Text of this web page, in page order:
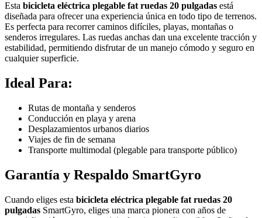
Esta bicicleta eléctrica plegable fat ruedas 20 pulgadas está
diseñada para ofrecer una experiencia única en todo tipo de terrenos.
Es perfecta para recorrer caminos difíciles, playas, montañas o
senderos irregulares. Las ruedas anchas dan una excelente tracción y
estabilidad, permitiendo disfrutar de un manejo cómodo y seguro en
cualquier superficie.
Ideal Para:
Rutas de montaña y senderos
Conducción en playa y arena
Desplazamientos urbanos diarios
Viajes de fin de semana
Transporte multimodal (plegable para transporte público)
Garantía y Respaldo SmartGyro
Cuando eliges esta bicicleta eléctrica plegable fat ruedas 20
pulgadas SmartGyro, eliges una marca pionera con años de